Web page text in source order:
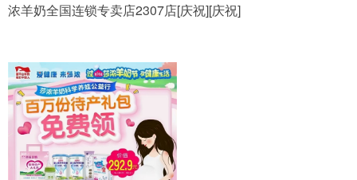
浓羊奶全国连锁专卖店2307店[庆祝][庆祝]